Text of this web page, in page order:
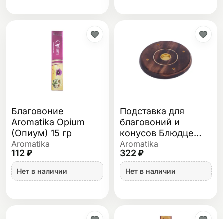
Благовоние
Aromatika Opium
(Опиум) 15 гр
Aromatika
112 ₽
Нет в наличии
Подставка для
благовоний и
конусов Блюдце
Круг деревянная 10
см
Aromatika
322 ₽
Нет в наличии